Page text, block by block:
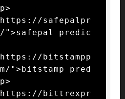
safepalpr
">safepal predic
bitstampp
">bitstamp pred
bittrexpr